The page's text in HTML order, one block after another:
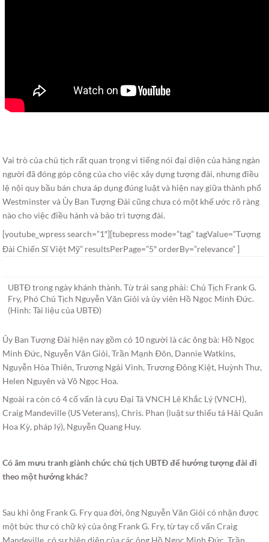
Vai trò của chủ tịch rất quan trọng vì tiếng nói đại diện của hàng ngàn
người đã đóng góp công của cho việc xây dựng tượng đài, nhưng điều
lệ nội quy bầu bán chưa áp dụng đúng luật và hiện nay giữa thành phố
Westminster và Ủy Ban Tượng Ðài cũng chưa có một khế ước rõ ràng
nào cho việc điều hành và bảo trì tượng đài.
[youtube_wpress search=”1″][tubepress mode=”tag” tagValue=”Tượng
Đài Chiến Sĩ Việt Mỹ” resultsPerPage=”5″ orderBy=”relevance” ]
UBTÐ trong ngày khánh thành. Từ trái sang phải: Chủ Tịch Frank G.
Fry, Phó Chủ Tịch Nguyễn Văn Giỏi và ủy viên Hồ Ngọc Minh Ðức.
(Hình: Tài liệu của UBTÐ)
Ủy Ban Tượng Ðài hiện nay gồm có 10 người là các ông bà: Hồ Ngọc
Minh Ðức, Nguyễn Văn Giỏi, Trần Mạnh Ðôn, Dannie Watkins,
Nguyễn Hòa Thiên, Trương Ngải Vinh, Trương Ðông Kiệt, Huỳnh Thư,
Helen Nguyên và Võ Ngọc Hoa.
Ngoài ra còn có 4 cố vấn là cựu Ðại Tá VNCH Lê Khắc Lý (VNCH),
Craig Mandeville (US Veterans), Chris. Phan (luật sư thiếu tá Hải Quân
Hoa Kỳ, pháp lý), Nguyễn Quang Huy.
Có âm mưu tranh giành chức chủ tịch UBTÐ để hướng tượng đài đi
theo một hướng khác?
Sau khi ông Frank G. Fry qua đời, ông Nguyễn Văn Giỏi có nhận được
một bức thư có chữ ký của ông Frank G. Fry, từ tay cố vấn Craig
Mandeville, có sự hiện diện của các ông Hồ Ngọc Minh Ðức, Trần